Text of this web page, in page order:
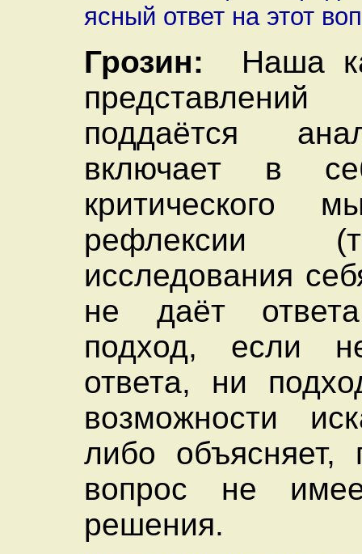
ясный ответ на этот
Грозин: Наша
поддаётся
включает в
критического
рефлексии
исследования
не даёт
подход, если
ответа, ни
возможности
либо объясняет,
вопрос не
решения.